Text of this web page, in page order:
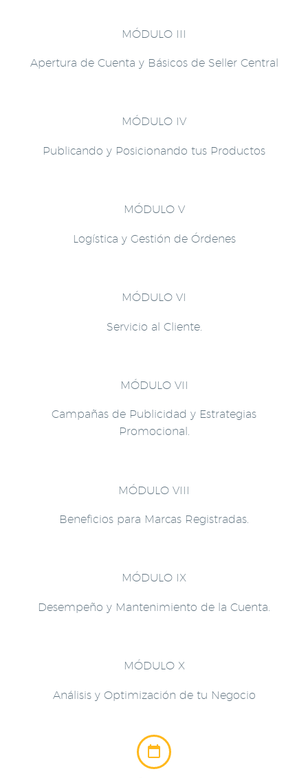
MÓDULO III
Apertura de Cuenta y Básicos de Seller Central
MÓDULO IV
Publicando y Posicionando tus Productos
MÓDULO V
Logística y Gestión de Órdenes
MÓDULO VI
Servicio al Cliente.
MÓDULO VII
Campañas de Publicidad y Estrategias
Promocional.
MÓDULO VIII
Beneficios para Marcas Registradas.
MÓDULO IX
Desempeño y Mantenimiento de la Cuenta.
MÓDULO X
Análisis y Optimización de tu Negocio

